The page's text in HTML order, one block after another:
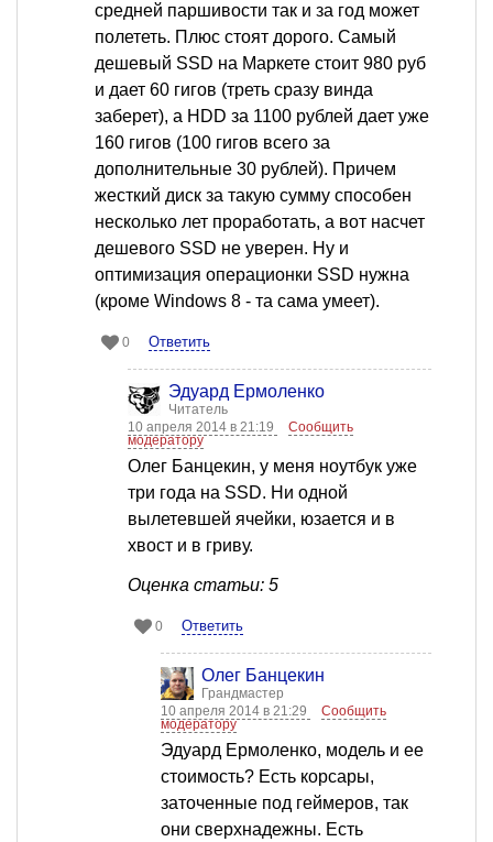
средней паршивости так и за год может
полететь. Плюс стоят дорого. Самый
дешевый SSD на Маркете стоит 980 руб
и дает 60 гигов (треть сразу винда
заберет), а HDD за 1100 рублей дает уже
160 гигов (100 гигов всего за
дополнительные 30 рублей). Причем
жесткий диск за такую сумму способен
несколько лет проработать, а вот насчет
дешевого SSD не уверен. Ну и
оптимизация операционки SSD нужна
(кроме Windows 8 - та сама умеет).
0 Ответить
Эдуард Ермоленко
Читатель
10 апреля 2014 в 21:19
Сообщить
модератору
Олег Банцекин, у меня ноутбук уже
три года на SSD. Ни одной
вылетевшей ячейки, юзается и в
хвост и в гриву.
Оценка статьи: 5
0 Ответить
Олег Банцекин
Грандмастер
10 апреля 2014 в 21:29
Сообщить
модератору
Эдуард Ермоленко, модель и ее
стоимость? Есть корсары,
заточенные под геймеров, так
они сверхнадежны. Есть